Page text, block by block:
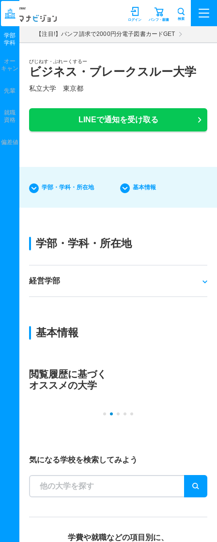
マナビジョン パンフ・願書
ログイン 検索
【注目!】パンフ請求で2000円分電子図書カードGET
びじねす・ぶれーくするー
ビジネス・ブレークスルー大学
私立大学 東京都
LINEで通知を受け取る
学部
学科
オー
キャン
先輩
就職
資格
偏差値
学部・学科・所在地 基本情報
学部・学科・所在地
経営学部
基本情報
閲覧履歴に基づく
オススメの大学
気になる学校を検索してみよう
学費や就職などの項目別に、